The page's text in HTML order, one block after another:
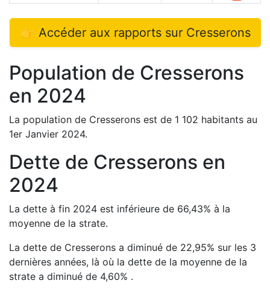
👉 Accéder aux rapports sur Cresserons
Population de Cresserons
en 2024
La population de Cresserons est de 1 102 habitants au
1er Janvier 2024.
Dette de Cresserons en
2024
La dette à fin 2024 est inférieure de 66,43% à la
moyenne de la strate.
La dette de Cresserons a diminué de 22,95% sur les 3
dernières années, là où la dette de la moyenne de la
strate a diminué de 4,60% .